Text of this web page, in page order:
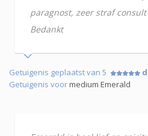
paragnost, zeer straf
Bedankt
Getuigenis geplaatst van 5
Getuigenis voormedium Emerald